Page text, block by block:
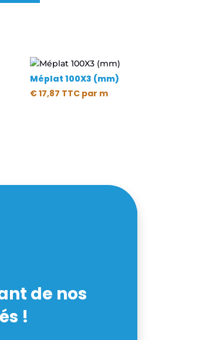
Méplat 100X3 (mm)
€17,87 TTCpar m
de nos
!